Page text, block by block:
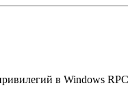
в Windows RPC